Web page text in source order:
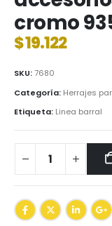
cromo
$19.122
SKU:7680
Categoría: Herrajes
Etiqueta: Linea barral